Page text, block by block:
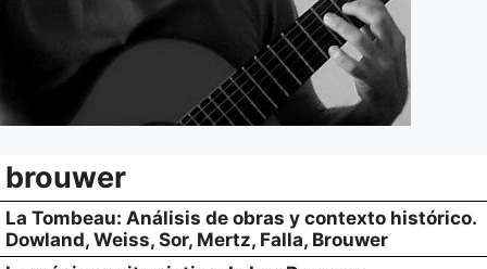
brouwer
La Tombeau: Análisis de obras y contexto histórico.
Dowland, Weiss, Sor, Mertz, Falla, Brouwer